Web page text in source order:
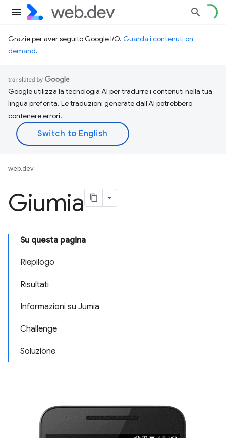
Grazie per aver seguito Google I/O. Guarda i contenuti on
demand.
Google utilizza la tecnologia AI per tradurre i contenuti nella tua
lingua preferita. Le traduzioni generate dall'AI potrebbero
contenere errori.
web.dev
Giumia
Su questa pagina
Riepilogo
Risultati
Informazioni su Jumia
Challenge
Soluzione